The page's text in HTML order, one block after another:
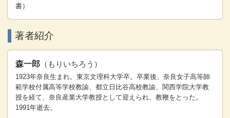
書）
著者紹介
森一郎 （もりいちろう）
1923年奈良生まれ。東京文理科大学卒。卒業後、奈良女子高等師
範学校付属高等学校教諭、都立日比谷高校教諭、関西学院大学教
授を経て、奈良産業大学教授として迎えられ、教鞭をとった。
1991年逝去。